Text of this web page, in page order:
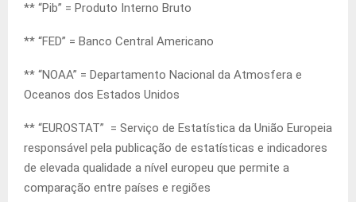
** “Pib” = Produto Interno Bruto
** “FED” = Banco Central Americano
** “NOAA” = Departamento Nacional da Atmosfera e
Oceanos dos Estados Unidos
** “EUROSTAT” = Serviço de Estatística da União Europeia
responsável pela publicação de estatísticas e indicadores
de elevada qualidade a nível europeu que permite a
comparação entre países e regiões